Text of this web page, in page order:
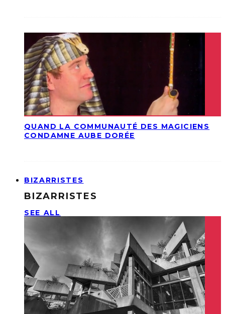
QUAND LA COMMUNAUTÉ DES MAGICIENS
CONDAMNE AUBE DORÉE
BIZARRISTES
BIZARRISTES
SEE ALL